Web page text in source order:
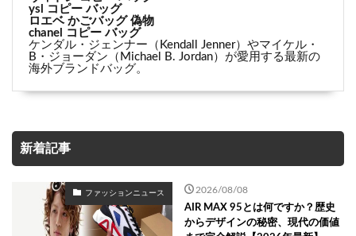
ysl コピー バッグ
ロエベ かごバッグ 偽物
chanel コピー バッグ
ケンダル・ジェンナー（Kendall Jenner）やマイケル・
B・ジョーダン（Michael B. Jordan）が愛用する最新の
海外ブランドバッグ。
新着記事
ファッションニュース 2026/08/08
AIR MAX 95とは何ですか？歴史
からデザインの秘密、現代の価値